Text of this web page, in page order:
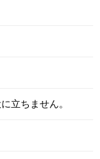
立ちません。